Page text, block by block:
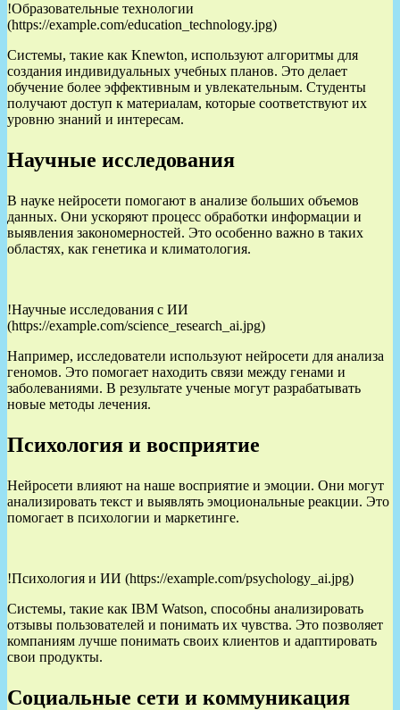
!Образовательные технологии
(https://example.com/education_technology.jpg)
Системы, такие как Knewton, используют алгоритмы для
создания индивидуальных учебных планов. Это делает
обучение более эффективным и увлекательным. Студенты
получают доступ к материалам, которые соответствуют их
уровню знаний и интересам.
Научные исследования
В науке нейросети помогают в анализе больших объемов
данных. Они ускоряют процесс обработки информации и
выявления закономерностей. Это особенно важно в таких
областях, как генетика и климатология.
!Научные исследования с ИИ
(https://example.com/science_research_ai.jpg)
Например, исследователи используют нейросети для анализа
геномов. Это помогает находить связи между генами и
заболеваниями. В результате ученые могут разрабатывать
новые методы лечения.
Психология и восприятие
Нейросети влияют на наше восприятие и эмоции. Они могут
анализировать текст и выявлять эмоциональные реакции. Это
помогает в психологии и маркетинге.
!Психология и ИИ (https://example.com/psychology_ai.jpg)
Системы, такие как IBM Watson, способны анализировать
отзывы пользователей и понимать их чувства. Это позволяет
компаниям лучше понимать своих клиентов и адаптировать
свои продукты.
Социальные сети и коммуникация